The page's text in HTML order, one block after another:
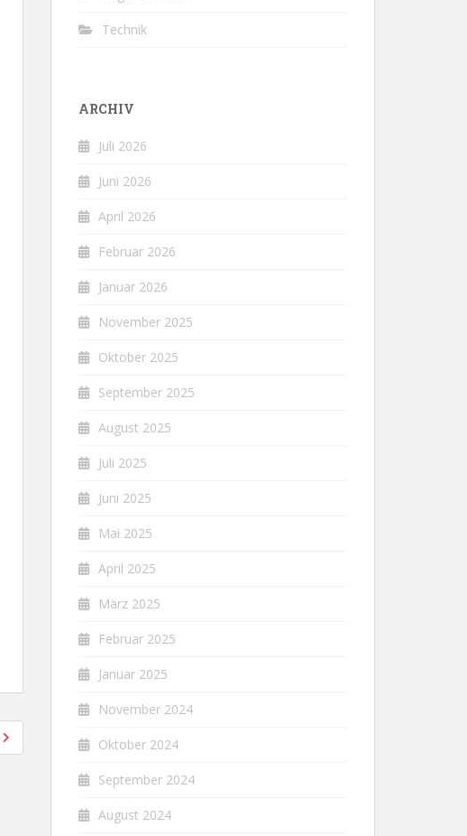
Technik
ARCHIV
Juli 2026
Juni 2026
April 2026
Februar 2026
Januar 2026
November 2025
Oktober 2025
September 2025
August 2025
Juli 2025
Juni 2025
Mai 2025
April 2025
März 2025
Februar 2025
Januar 2025
November 2024
Oktober 2024
September 2024
August 2024